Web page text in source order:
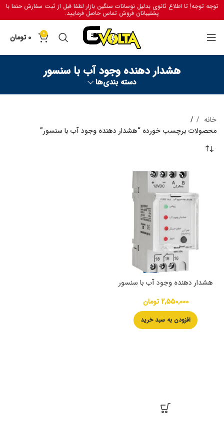
توجه توجه! تا اطلاع ثانوی بدلیل نوسانات سنگین بازار لطفا قبل از ثبت سفارش حتما با
پشتیبانان فروش تماس حاصل فرمایید.
0
0 تومان
هشدار دهنده وجود آب با سنسور
دسته بندی‌ها
خانه
محصولات برچسب خورده “هشدار دهنده وجود آب با سنسور”
هشدار دهنده وجود آب با سنسور
2,550,000 تومان
افزودن به سبد خرید